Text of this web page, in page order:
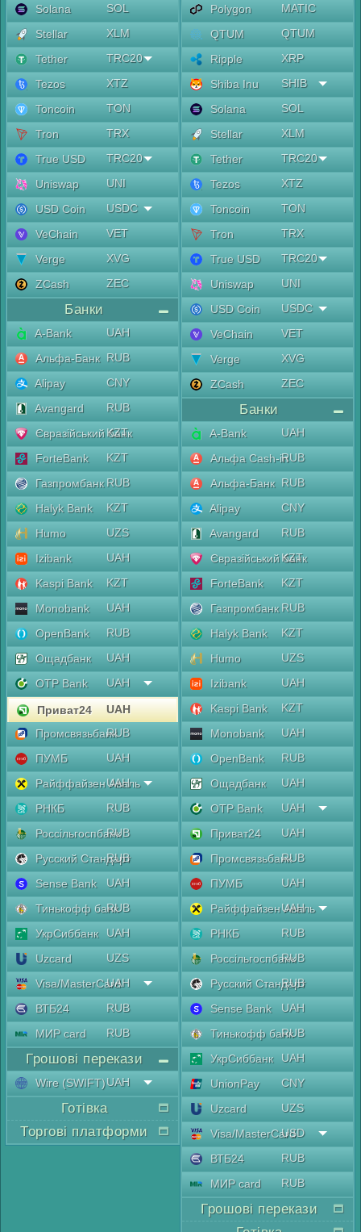
Solana
SOL
Stellar
XLM
Tether
TRC20
Tezos
XTZ
Toncoin
TON
Tron
TRX
True USD
TRC20
Uniswap
UNI
USD Coin
USDC
VeChain
VET
Verge
XVG
ZCash
ZEC
Банки
A-Bank
UAH
Альфа-Банк RUB
Alipay
CNY
Avangard
RUB
Євразійський банк
KZT
ForteBank
KZT
Газпромбанк RUB
Halyk Bank
KZT
Humo
UZS
Izibank
UAH
Kaspi Bank
KZT
Monobank
UAH
OpenBank
RUB
Ощадбанк
UAH
OTP Bank
UAH
Приват24
UAH
ПромсвязьбанкRUB
ПУМБ
UAH
Райффайзен Аваль
UAH
РНКБ
RUB
Россільгоспбанк
RUB
Русский Стандарт
RUB
Sense Bank
UAH
Тинькофф банкRUB
УкрСиббанк
UAH
Uzcard
UZS
Visa/MasterCard
UAH
ВТБ24
RUB
МИР card
RUB
Грошові перекази
Wire (SWIFT)UAH
Готівка
Торгові платформи
Polygon
MATIC
QTUM
QTUM
Ripple
XRP
Shiba Inu
SHIB
Solana
SOL
Stellar
XLM
Tether
TRC20
Tezos
XTZ
Toncoin
TON
Tron
TRX
True USD
TRC20
Uniswap
UNI
USD Coin
USDC
VeChain
VET
Verge
XVG
ZCash
ZEC
Банки
A-Bank
UAH
Альфа Cash-inRUB
Альфа-Банк RUB
Alipay
CNY
Avangard
RUB
Євразійський банк
KZT
ForteBank
KZT
Газпромбанк RUB
Halyk Bank
KZT
Humo
UZS
Izibank
UAH
Kaspi Bank
KZT
Monobank
UAH
OpenBank
RUB
Ощадбанк
UAH
OTP Bank
UAH
Приват24
UAH
ПромсвязьбанкRUB
ПУМБ
UAH
Райффайзен Аваль
UAH
РНКБ
RUB
Россільгоспбанк
RUB
Русский Стандарт
RUB
Sense Bank
UAH
Тинькофф банкRUB
УкрСиббанк
UAH
UnionPay
CNY
Uzcard
UZS
Visa/MasterCard
USD
ВТБ24
RUB
МИР card
RUB
Грошові перекази